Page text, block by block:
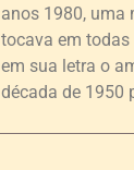
anos 1980, uma
tocava em todas
em sua letra o
década de 1950